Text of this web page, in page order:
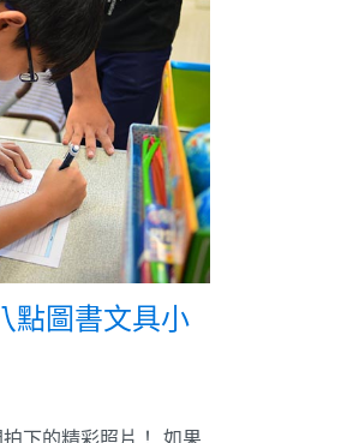
點圖書文具小
下的精彩照片！ 如果